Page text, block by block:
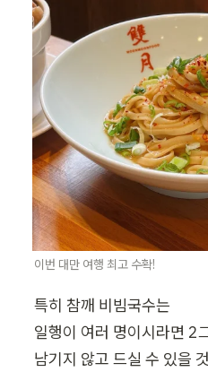
이번 대만 여행 최고 수확!
특히 참깨 비빔국수는
일행이 여러 명이시라면 2
남기지 않고 드실 수 있을